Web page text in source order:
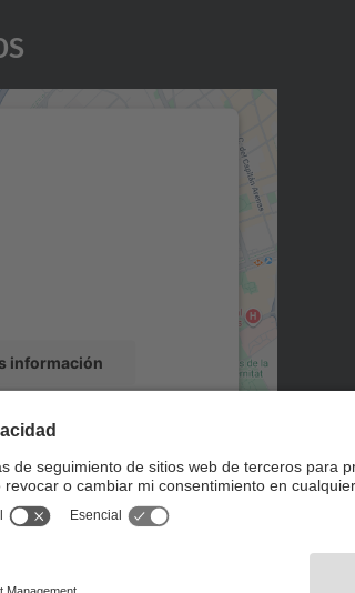
información
Aceptar
Usercentrics Consent
Platform
de Ingenieros de Caminos,